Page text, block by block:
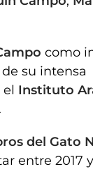
como
su intensa
Instituto
.
del Gato
entre 2017